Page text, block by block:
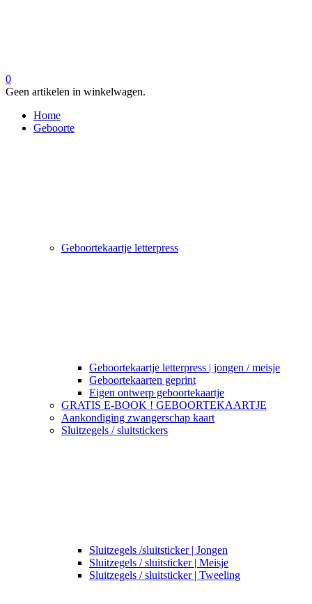
0
Geen artikelen in winkelwagen.
Home
Geboorte
Geboortekaartje letterpress
Geboortekaartje letterpress | jongen / meisje
Geboortekaarten geprint
Eigen ontwerp geboortekaartje
GRATIS E-BOOK ! GEBOORTEKAARTJE
Aankondiging zwangerschap kaart
Sluitzegels / sluitstickers
Sluitzegels /sluitsticker | Jongen
Sluitzegels / sluitsticker | Meisje
Sluitzegels / sluitsticker | Tweeling